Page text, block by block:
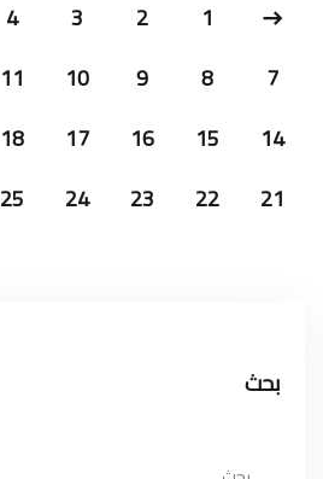
1
2
3
4
7
8
9
10
11
14
15
16
17
18
21
22
23
24
25
بحث